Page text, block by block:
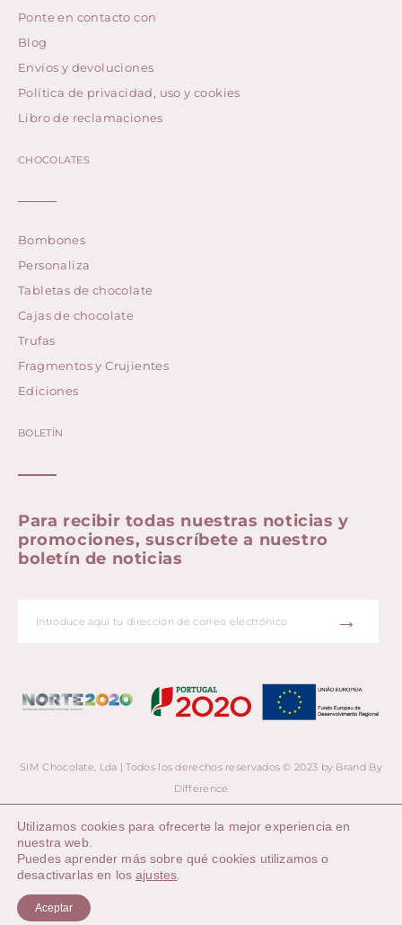
INICIAR SESIÓN
Ponte en contacto con
Blog
Envíos y devoluciones
Política de privacidad, uso y cookies
Libro de reclamaciones
CHOCOLATES
Bombones
Personaliza
Tabletas de chocolate
Cajas de chocolate
Trufas
Fragmentos y Crujientes
Ediciones
BOLETÍN
Para recibir todas nuestras noticias y
promociones, suscríbete a nuestro
boletín de noticias
→
SIM Chocolate, Lda | Todos los derechos reservados © 2023 by Brand By
Difference
Utilizamos cookies para ofrecerte la mejor experiencia en
nuestra web.
Puedes aprender más sobre qué cookies utilizamos o
desactivarlas en losajustes
Aceptar